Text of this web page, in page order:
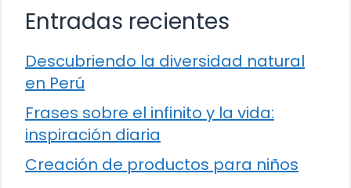
Entradas recientes
Descubriendo la diversidad natural
en Perú
Frases sobre el infinito y la vida:
inspiración diaria
Creación de productos para niños